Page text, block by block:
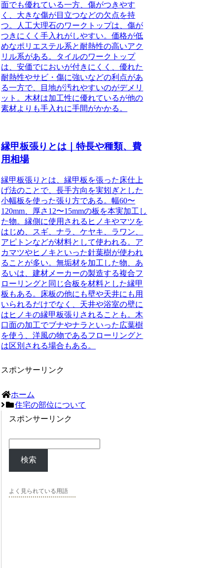
面でも優れている一方、傷がつきやす
く、大きな傷が目立つなどの欠点を持
つ。人工大理石のワークトップは、傷が
つきにくく手入れがしやすい。価格が低
めなポリエステル系と耐熱性の高いアク
リル系がある。タイルのワークトップ
は、安価でにおいが付きにくく、優れた
耐熱性やサビ・傷に強いなどの利点があ
る一方で、目地が汚れやすいのがデメリ
ット。木材は加工性に優れているが他の
素材よりも手入れに手間がかかる。
縁甲板張りとは｜特長や種類、費
用相場
縁甲板張りとは、縁甲板を張った床仕上
げ法のこと で、長手方向を実矧ぎとした
小幅板を使った張り方である。幅60〜
120mm、厚さ12〜15mmの板を本実加工し
た物。縁側に使用されるヒノキやマツを
はじめ、スギ、ナラ、ケヤキ、ラワン、
アピトンなどが材料として使われる。 ア
カマツやヒノキといった針葉樹が使われ
ることが多い。無垢材を加工した物、あ
るいは、建材メーカーの製造する複合フ
ローリングと同じ合板を材料とした縁甲
板もある。
床板の他にも壁や天井にも用
いられるだけでなく、天井や浴室の壁に
はヒノキの縁甲板張りされることも 。木
口面の加工でブナやナラといった広葉樹
を使う、洋風の物であるフローリングと
は区別される場合もある。
スポンサーリンク
ホーム
住宅の部位について
スポンサーリンク
検索
よく見られている用語